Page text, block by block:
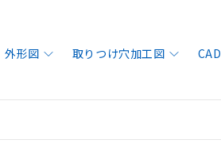
外形図 取りつけ穴加工図 CAD